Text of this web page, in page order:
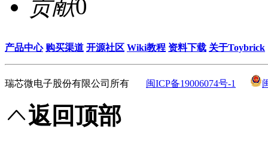
贡献0
产品中心 购买渠道 开源社区 Wiki教程 资料下载 关于Toybrick
瑞芯微电子股份有限公司所有 闽ICP备19006074号-1
返回顶部